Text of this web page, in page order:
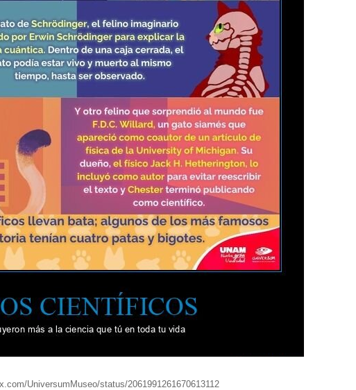
UniversumMuseo/status/2061991261670613112